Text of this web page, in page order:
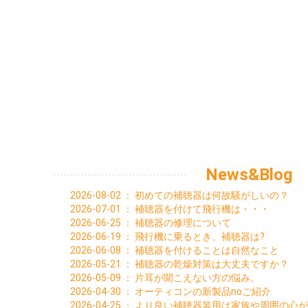
News&Blog
2026-08-02 ： 初めての補聴器は何故騒がしいの？
2026-07-01
： 補聴器を付けて飛行機は・・・
2026-06-25 ： 補聴器の修理について
2026-06-19 ： 飛行機に乗るとき、補聴器は?
2026-06-08 ： 補聴器を付けることは自然なこと
2026-05-21
： 補聴器の乾燥対策は大丈夫ですか？
2026-05-09 ：
片耳が聞こえない方の悩み。
2026-04-30 ： オーティコンの新製品noご紹介
2026-04-25 ： より良い補聴器装用は家族や周囲の心